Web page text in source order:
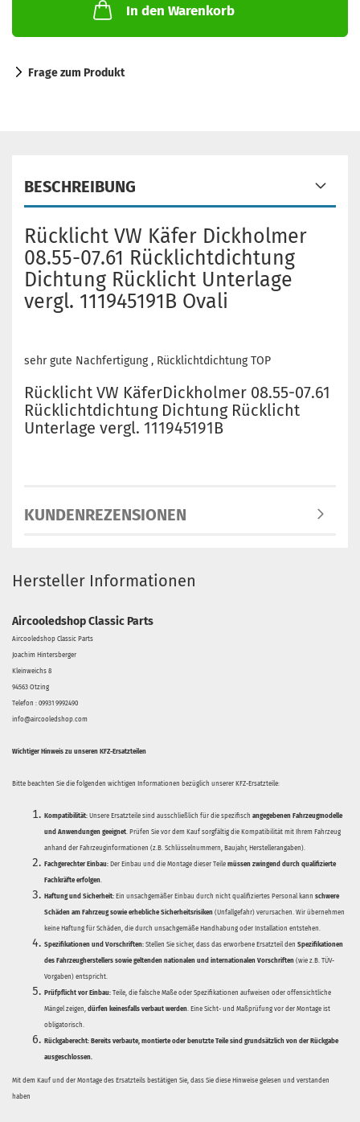
In den Warenkorb
Frage zum Produkt
BESCHREIBUNG
Rücklicht VW Käfer Dickholmer
08.55-07.61 Rücklichtdichtung
Dichtung Rücklicht Unterlage
vergl. 111945191B Ovali
sehr gute Nachfertigung , Rücklichtdichtung TOP
Rücklicht VW KäferDickholmer 08.55-07.61
Rücklichtdichtung Dichtung Rücklicht
Unterlage vergl. 111945191B
KUNDENREZENSIONEN
Hersteller Informationen
Aircooledshop Classic Parts
Aircooledshop Classic Parts
Joachim Hintersberger
Kleinweichs 8
94563 Otzing
Telefon : 09931 9992490
info@aircooledshop.com
Wichtiger Hinweis zu unseren KFZ-Ersatzteilen
Bitte beachten Sie die folgenden wichtigen Informationen bezüglich unserer KFZ-Ersatzteile:
Kompatibilität: Unsere Ersatzteile sind ausschließlich für die spezifisch angegebenen Fahrzeugmodelle
und Anwendungen geeignet. Prüfen Sie vor dem Kauf sorgfältig die Kompatibilität mit Ihrem Fahrzeug
anhand der Fahrzeuginformationen (z.B. Schlüsselnummern, Baujahr, Herstellerangaben).
Fachgerechter Einbau: Der Einbau und die Montage dieser Teile müssen zwingend durch qualifizierte
Fachkräfte erfolgen.
Haftung und Sicherheit: Ein unsachgemäßer Einbau durch nicht qualifiziertes Personal kann schwere
Schäden am Fahrzeug sowie erhebliche Sicherheitsrisiken (Unfallgefahr) verursachen. Wir übernehmen
keine Haftung für Schäden, die durch unsachgemäße Handhabung oder Installation entstehen.
Spezifikationen und Vorschriften: Stellen Sie sicher, dass das erworbene Ersatzteil den Spezifikationen
des Fahrzeugherstellers sowie geltenden nationalen und internationalen Vorschriften (wie z.B. TÜV-
Vorgaben) entspricht.
Prüfpflicht vor Einbau: Teile, die falsche Maße oder Spezifikationen aufweisen oder offensichtliche
Mängel zeigen, dürfen keinesfalls verbaut werden. Eine Sicht- und Maßprüfung vor der Montage ist
obligatorisch.
Rückgaberecht: Bereits verbaute, montierte oder benutzte Teile sind grundsätzlich von der Rückgabe
ausgeschlossen.
Mit dem Kauf und der Montage des Ersatzteils bestätigen Sie, dass Sie diese Hinweise gelesen und verstanden
haben